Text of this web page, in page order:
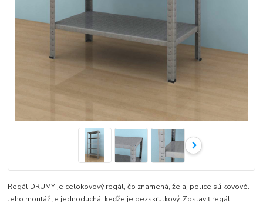
Regál DRUMY je celokovový regál, čo znamená, že aj police sú kovové.
Jeho montáž je jednoduchá, keďže je bezskrutkový. Zostaviť regál